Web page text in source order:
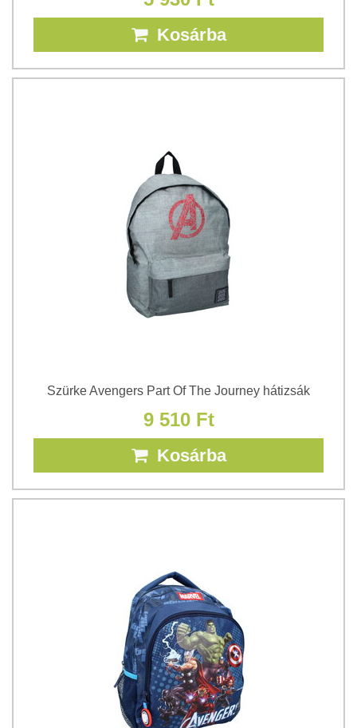
Kosárba
Szürke Avengers Part Of The Journey hátizsák
9 510 Ft
Kosárba